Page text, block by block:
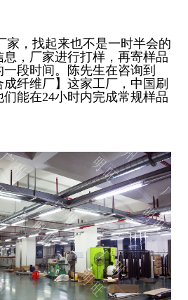
，找起来也不是一时半会的
，厂家进行打样，再寄样品
段时间。陈先生在咨询到
成纤维厂】这家工厂，中国刷
能在24小时内完成常规样品